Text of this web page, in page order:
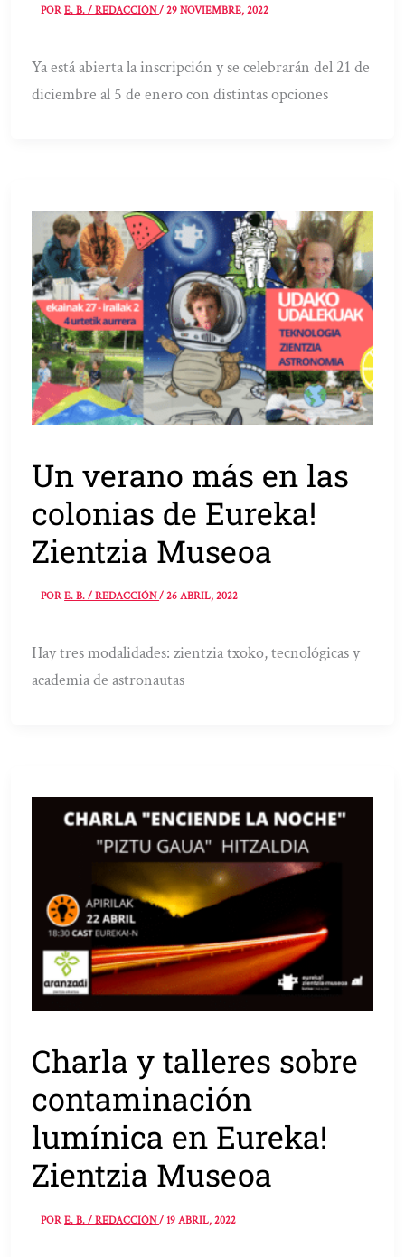
PORE. B. / REDACCIÓN/29 NOVIEMBRE, 2022
Ya está abierta la inscripción y se celebrarán del 21 de
diciembre al 5 de enero con distintas opciones
Un verano más en las
colonias de Eureka!
Zientzia Museoa
PORE. B. / REDACCIÓN/26 ABRIL, 2022
Hay tres modalidades: zientzia txoko, tecnológicas y
academia de astronautas
Charla y talleres sobre
contaminación
lumínica en Eureka!
Zientzia Museoa
PORE. B. / REDACCIÓN/19 ABRIL, 2022